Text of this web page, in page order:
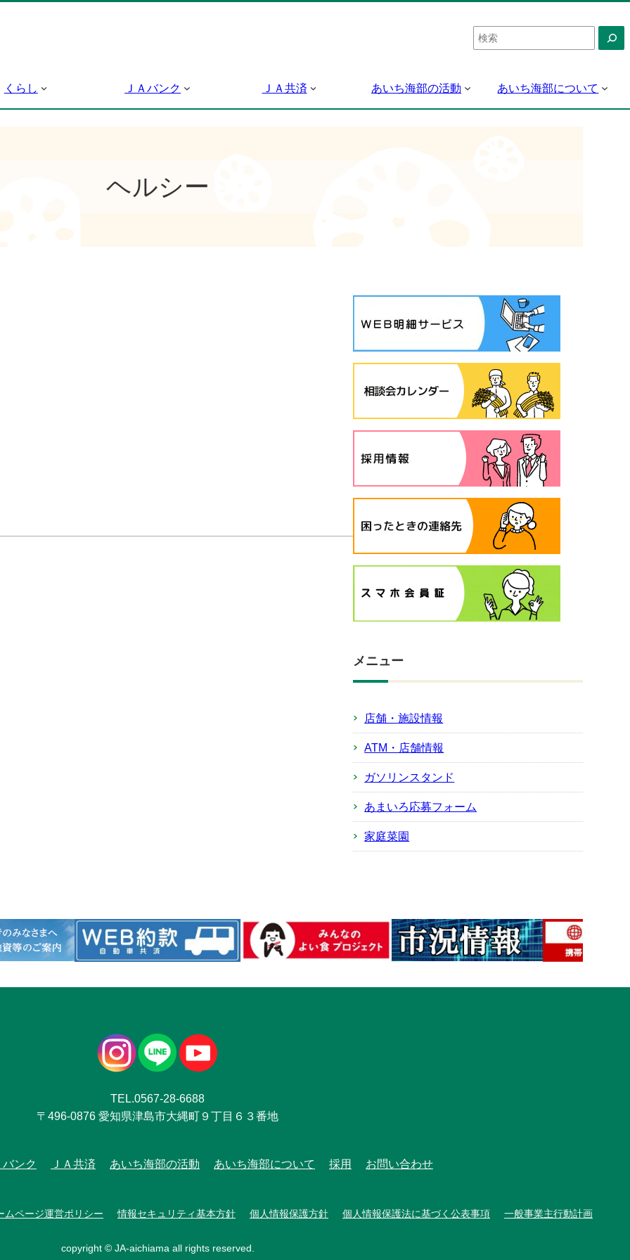
検
索
くらし ＪＡバンク ＪＡ共済 あいち海部の活動 あいち海部について
ヘルシー
メニュー
店舗・施設情報
ATM・店舗情報
ガソリンスタンド
あまいろ応募フォーム
家庭菜園
TEL.0567-28-6688
〒496-0876 愛知県津島市大縄町９丁目６３番地
バンク ＪＡ共済 あいち海部の活動 あいち海部について 採用 お問い合わせ
ムページ運営ポリシー 情報セキュリティ基本方針 個人情報保護方針 個人情報保護法に基づく公表事項 一般事業主行動計画
copyright © JA-aichiama all rights reserved.